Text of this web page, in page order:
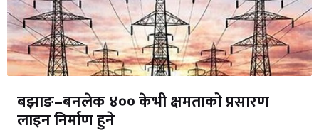
बझाङ–बनलेक ४०० केभी क्षमताको प्रसारण
लाइन निर्माण हुने